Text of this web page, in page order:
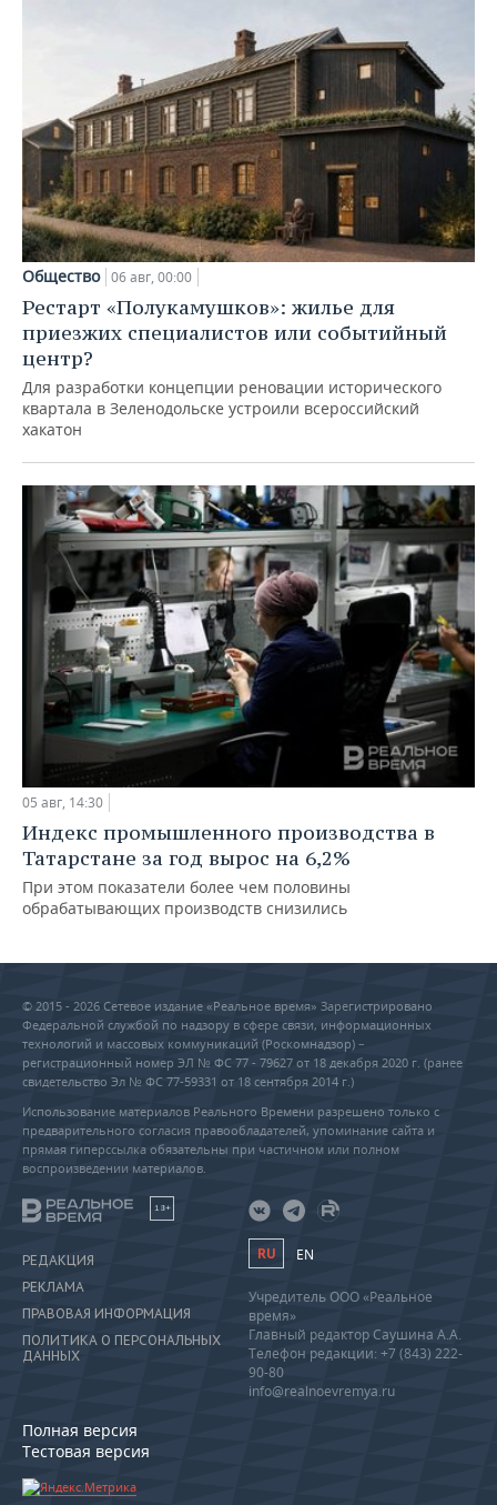
Общество 06 авг, 00:00
Рестарт «Полукамушков»: жилье для
приезжих специалистов или событийный
центр?
Для разработки концепции реновации исторического
квартала в Зеленодольске устроили всероссийский
хакатон
05 авг, 14:30
Индекс промышленного производства в
Татарстане за год вырос на 6,2%
При этом показатели более чем половины
обрабатывающих производств снизились
© 2015 - 2026 Сетевое издание «Реальное время» Зарегистрировано
Федеральной службой по надзору в сфере связи, информационных
технологий и массовых коммуникаций (Роскомнадзор) –
регистрационный номер ЭЛ № ФС 77 - 79627 от 18 декабря 2020 г. (ранее
свидетельство Эл № ФС 77-59331 от 18 сентября 2014 г.)
Использование материалов Реального Времени разрешено только с
предварительного согласия правообладателей, упоминание сайта и
прямая гиперссылка обязательны при частичном или полном
воспроизведении материалов.
18+
РЕДАКЦИЯ
РЕКЛАМА
ПРАВОВАЯ ИНФОРМАЦИЯ
ПОЛИТИКА О ПЕРСОНАЛЬНЫХ
ДАННЫХ
Полная версия
Тестовая версия
RU EN
Учредитель ООО «Реальное
время»
Главный редактор Саушина А.А.
Телефон редакции: +7 (843) 222-
90-80
info@realnoevremya.ru